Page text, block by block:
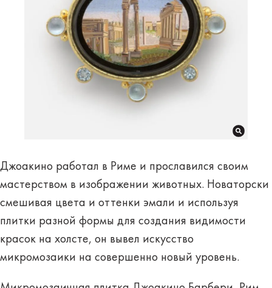
Джоакино работал в Риме и прославился своим
мастерством в изображении животных. Новаторски
смешивая цвета и оттенки эмали и используя
плитки разной формы для создания видимости
красок на холсте, он вывел искусство
микромозаики на совершенно новый уровень.